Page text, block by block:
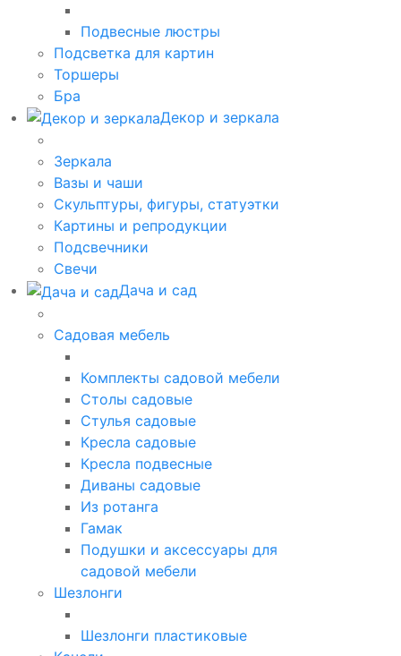
Подвесные люстры
Подсветка для картин
Торшеры
Бра
Декор и зеркала
Зеркала
Вазы и чаши
Скульптуры, фигуры, статуэтки
Картины и репродукции
Подсвечники
Свечи
Дача и сад
Садовая мебель
Комплекты садовой мебели
Столы садовые
Стулья садовые
Кресла садовые
Кресла подвесные
Диваны садовые
Из ротанга
Гамак
Подушки и аксессуары для
садовой мебели
Шезлонги
Шезлонги пластиковые